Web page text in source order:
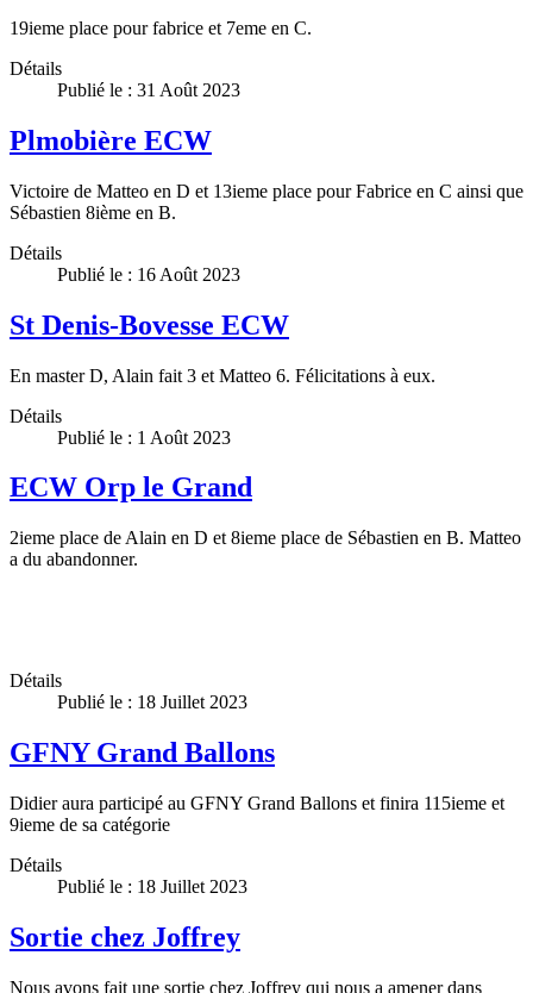
19ieme place pour fabrice et 7eme en C.
Détails
Publié le : 31 Août 2023
Plmobière ECW
Victoire de Matteo en D et 13ieme place pour Fabrice en C ainsi que
Sébastien 8ième en B.
Détails
Publié le : 16 Août 2023
St Denis-Bovesse ECW
En master D, Alain fait 3 et Matteo 6. Félicitations à eux.
Détails
Publié le : 1 Août 2023
ECW Orp le Grand
2ieme place de Alain en D et 8ieme place de Sébastien en B. Matteo
a du abandonner.
Détails
Publié le : 18 Juillet 2023
GFNY Grand Ballons
Didier aura participé au GFNY Grand Ballons et finira 115ieme et
9ieme de sa catégorie
Détails
Publié le : 18 Juillet 2023
Sortie chez Joffrey
Nous avons fait une sortie chez Joffrey qui nous a amener dans